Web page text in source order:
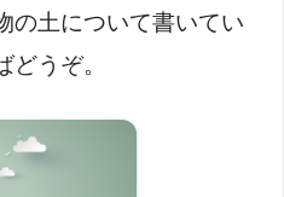
の土について書いてい
どうぞ。